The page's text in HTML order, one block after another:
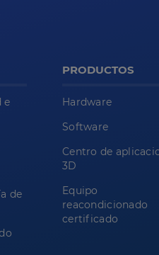
e
de
PRODUCTOS
Hardware
Software
Centro de
3D
Equipo
reacondicionado
certificado